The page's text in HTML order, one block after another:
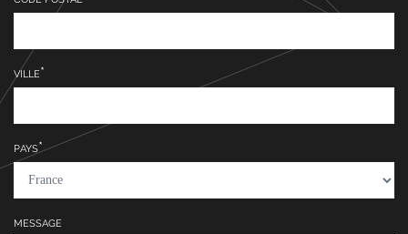
VILLE
PAYS
MESSAGE